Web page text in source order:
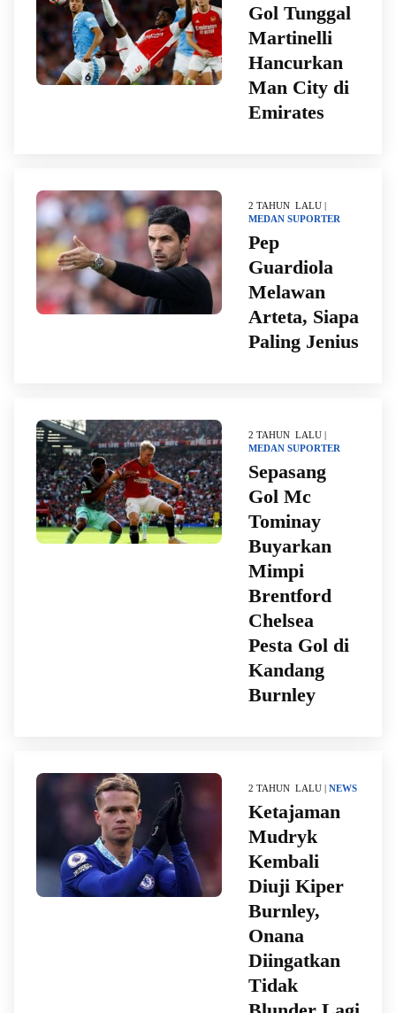
Gol Tunggal
Martinelli
Hancurkan
Man City di
Emirates
2 TAHUN LALU |
MEDAN SUPORTER
Pep
Guardiola
Melawan
Arteta, Siapa
Paling Jenius
2 TAHUN LALU |
MEDAN SUPORTER
Sepasang
Gol Mc
Tominay
Buyarkan
Mimpi
Brentford
Chelsea
Pesta Gol di
Kandang
Burnley
2 TAHUN LALU | NEWS
Ketajaman
Mudryk
Kembali
Diuji Kiper
Burnley,
Onana
Diingatkan
Tidak